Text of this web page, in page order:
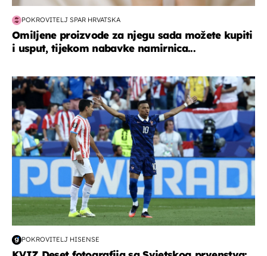
POKROVITELJ SPAR HRVATSKA
Omiljene proizvode za njegu sada možete kupiti
i usput, tijekom nabavke namirnica...
svjetsko prvenstvo 2026
POKROVITELJ HISENSE